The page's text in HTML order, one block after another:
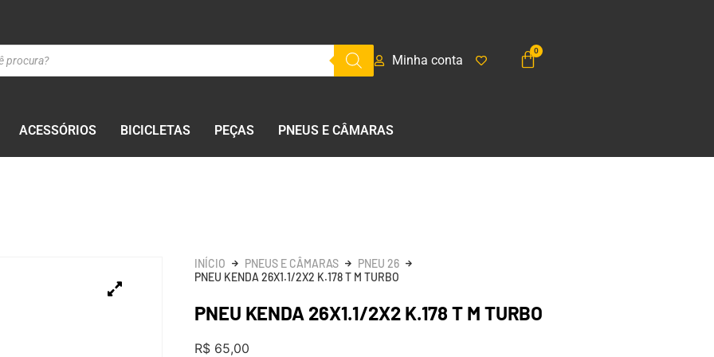
Minha conta
ACESSÓRIOS BICICLETAS PEÇAS PNEUS E CÂMARAS
INÍCIO PNEUS E CÂMARAS
PNEU 26
PNEU KENDA 26X1.1/2X2 K.178 T M TURBO
PNEU KENDA 26X1.1/2X2 K.178 T M TURBO
R$ 65,00